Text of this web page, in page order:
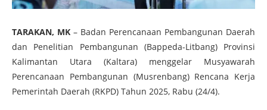
TARAKAN, MK – Badan Perencanaan Pembangunan Daerah
dan Penelitian Pembangunan (Bappeda-Litbang) Provinsi
Kalimantan Utara (Kaltara) menggelar Musyawarah
Perencanaan Pembangunan (Musrenbang) Rencana Kerja
Pemerintah Daerah (RKPD) Tahun 2025, Rabu (24/4).